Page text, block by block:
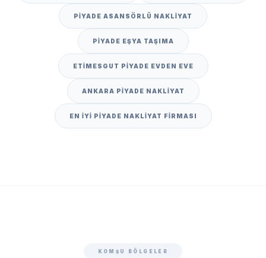
PIYADE ASANSÖRLÜ NAKLIYAT
PIYADE EŞYA TAŞIMA
ETIMESGUT PIYADE EVDEN EVE
ANKARA PIYADE NAKLIYAT
EN IYI PIYADE NAKLIYAT FIRMASI
KOMŞU BÖLGELER